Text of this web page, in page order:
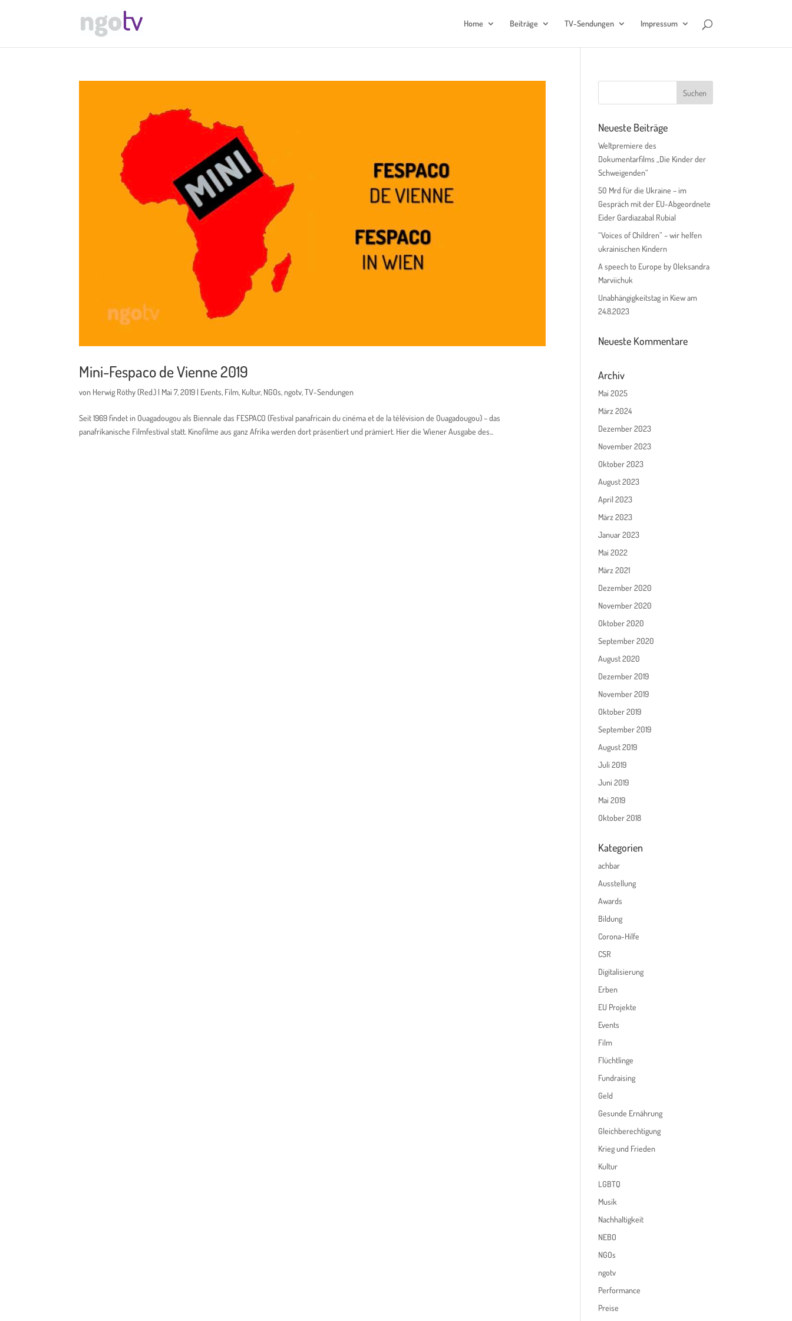
Home Beiträge TV-Sendungen Impressum
Mini-Fespaco de Vienne 2019
von Herwig Röthy (Red.) | Mai 7, 2019 | Events, Film, Kultur, NGOs,ngotv,TV-Sendungen
Seit 1969 findet in Ouagadougou als Biennale das FESPACO (Festival panafricain du cinéma et de la télévision de Ouagadougou) – das
panafrikanische Filmfestival statt. Kinofilme aus ganz Afrika werden dort präsentiert und prämiert. Hier die Wiener Ausgabe des...
Neueste Beiträge
Weltpremiere des
Dokumentarfilms „Die Kinder der
Schweigenden“
50 Mrd für die Ukraine – im
Gespräch mit der EU-Abgeordnete
Eider Gardiazabal Rubial
“Voices of Children” – wir helfen
ukrainischen Kindern
A speech to Europe by Oleksandra
Marviichuk
Unabhängigkeitstag in Kiew am
24.8.2023
Neueste Kommentare
Archiv
Mai 2025
März 2024
Dezember 2023
November 2023
Oktober 2023
August 2023
April 2023
März 2023
Januar 2023
Mai 2022
März 2021
Dezember 2020
November 2020
Oktober 2020
September 2020
August 2020
Dezember 2019
November 2019
Oktober 2019
September 2019
August 2019
Juli 2019
Juni 2019
Mai 2019
Oktober 2018
Kategorien
achbar
Ausstellung
Awards
Bildung
Corona-Hilfe
CSR
Digitalisierung
Erben
EU Projekte
Events
Film
Flüchtlinge
Fundraising
Geld
Gesunde Ernährung
Gleichberechtigung
Krieg und Frieden
Kultur
LGBTQ
Musik
Nachhaltigkeit
NEBO
NGOs
ngotv
Performance
Preise